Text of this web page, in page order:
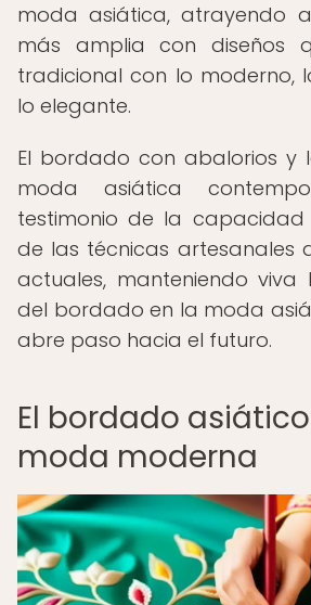
moda asiática, atrayendo
más amplia con diseños
tradicional con lo moderno,
lo elegante.
El bordado con abalorios y
moda asiática
testimonio de la
de las técnicas artesanales
actuales, manteniendo viva
del bordado en la moda
abre paso hacia el futuro.
El bordado
moda moderna